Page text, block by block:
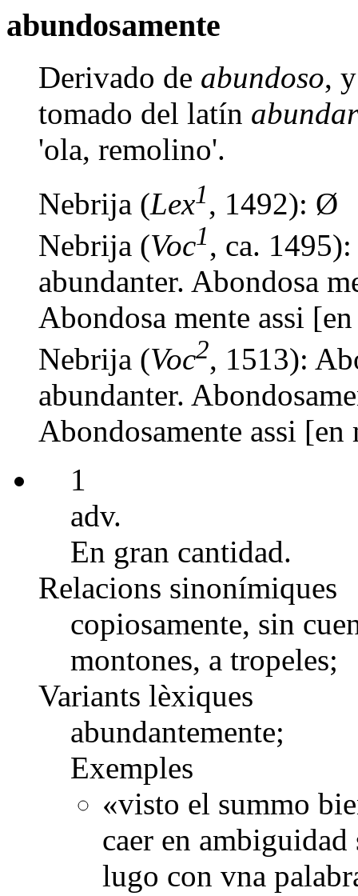
abundosamente
Derivado de abundoso,
tomado del latín
'ola, remolino'.
Nebrija (Lex1, 1492): Ø
Nebrija (Voc1, ca.
abundanter. Abondosa
Abondosa mente assi
Nebrija (Voc2, 1513):
abundanter.
Abondosamente assi [en
1
adv.
En gran cantidad.
Relacions sinonímiques
copiosamente, sin
montones, a tropeles;
Variants lèxiques
abundantemente;
Exemples
«visto el summo
caer en
lugo con vna